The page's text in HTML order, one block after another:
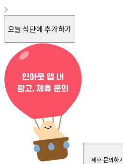
오늘 식단에 추가하기
제휴 문의하